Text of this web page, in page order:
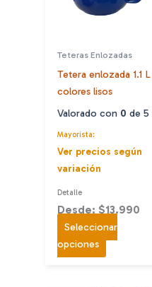
Teteras Enlozadas
Tetera enlozada 1.1 L
colores lisos
Valorado con 0 de 5
Mayorista:
Ver precios según
variación
Detalle
Desde: $13.990
Seleccionar
opciones Este
producto